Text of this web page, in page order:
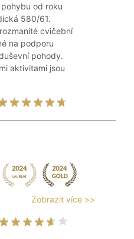
od roku
580/61.
cvičební
na podporu
pohody.
aktivitami jsou
Zobrazit více >>